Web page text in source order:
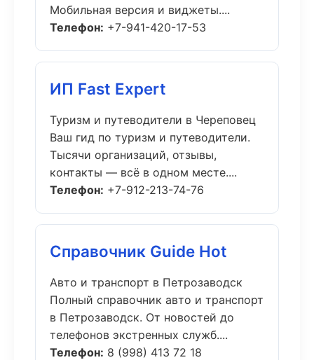
Мобильная версия и виджеты....
Телефон: +7-941-420-17-53
ИП Fast Expert
Туризм и путеводители в Череповец
Ваш гид по туризм и путеводители.
Тысячи организаций, отзывы,
контакты — всё в одном месте....
Телефон: +7-912-213-74-76
Справочник Guide Hot
Авто и транспорт в Петрозаводск
Полный справочник авто и транспорт
в Петрозаводск. От новостей до
телефонов экстренных служб....
Телефон: 8 (998) 413 72 18